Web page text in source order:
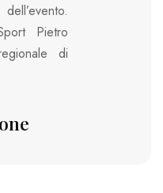
Pietro
di